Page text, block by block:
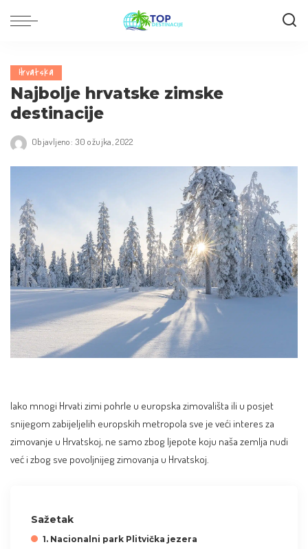
Hrvatska
Najbolje hrvatske zimske
destinacije
Objavljeno: 30 ožujka, 2022
Iako mnogi Hrvati zimi pohrle u europska zimovališta ili u posjet
snijegom zabijeljelih europskih metropola sve je veći interes za
zimovanje u Hrvatskoj, ne samo zbog ljepote koju naša zemlja nudi
već i zbog sve povoljnijeg zimovanja u Hrvatskoj.
Sažetak
1. Nacionalni park Plitvička jezera